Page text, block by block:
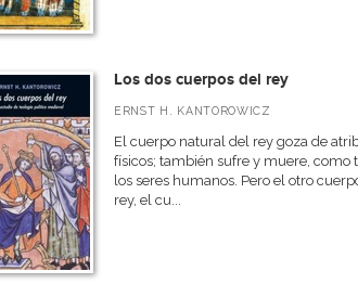
Los dos cuerpos del rey
ERNST H. KANTOROWICZ
El cuerpo natural del rey goza de
físicos; también sufre y muere, como
los seres humanos. Pero el otro
rey, el cu...